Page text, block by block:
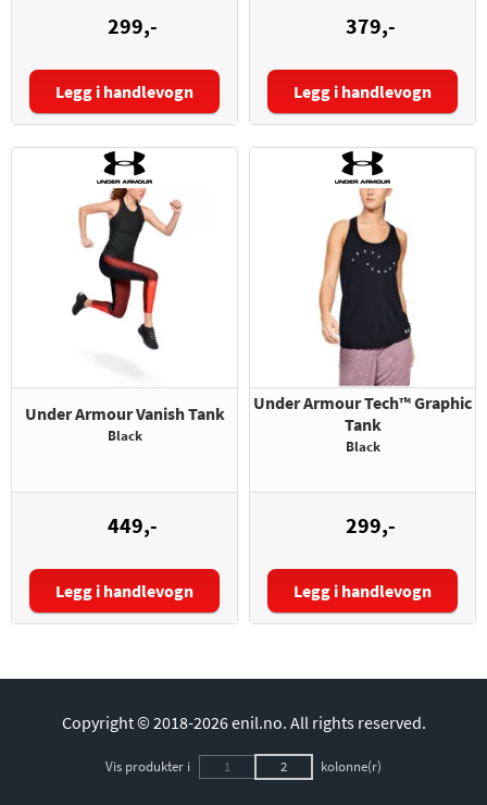
299,-
Størrelse:
Legg i handlevogn
379,-
Størrelse:
Legg i handlevogn
Under Armour Vanish Tank
Black
449,-
Størrelse:
Legg i handlevogn
Under Armour Tech™ Graphic
Tank
Black
299,-
Størrelse:
Legg i handlevogn
Copyright © 2018-2026 enil.no. All rights reserved.
Vis produkter i 1 2 kolonne(r)